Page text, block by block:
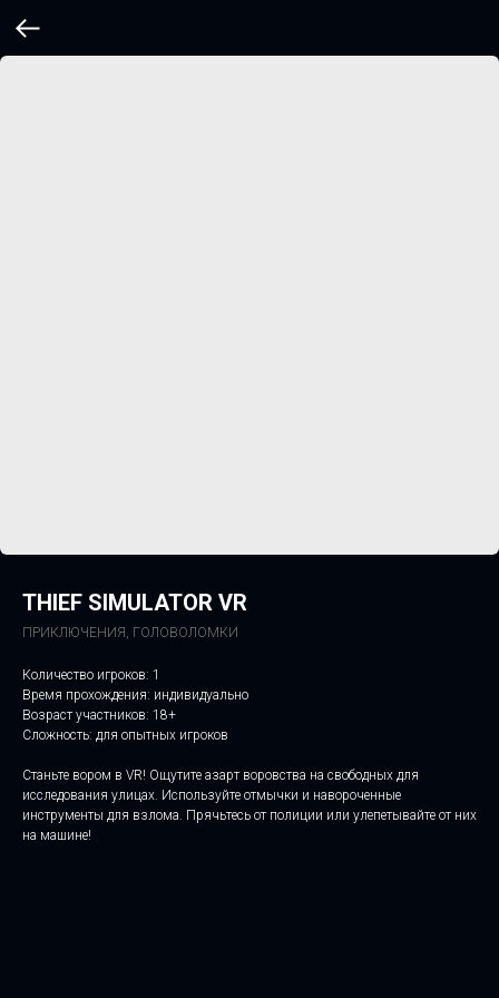
THIEF SIMULATOR VR
ПРИКЛЮЧЕНИЯ, ГОЛОВОЛОМКИ
Количество игроков: 1
Время прохождения: индивидуально
Возраст участников: 18+
Сложность: для опытных игроков
Станьте вором в VR! Ощутите азарт воровства на свободных для
исследования улицах. Используйте отмычки и навороченные
инструменты для взлома. Прячьтесь от полиции или улепетывайте от них
на машине!